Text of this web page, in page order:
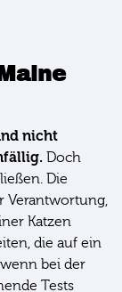
nicht
Doch
Die
Verantwortung,
Katzen
die auf ein
bei der
Tests